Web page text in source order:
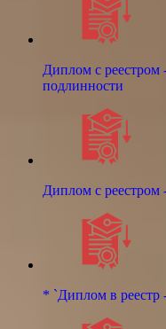
Диплом с реестром
подлинности
Диплом с реестром
* `Диплом в реестр